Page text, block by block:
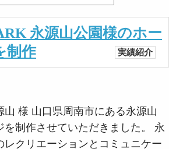
永源山公園様のホー
制作
実績紹介
山 様 山口県周南市にある永源山
を制作させていただきました。 永
レクリエーションとコミュニケー